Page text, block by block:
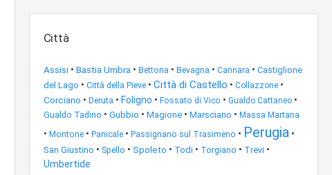
Città
Assisi • Bastia Umbra • Bettona • Bevagna • Cannara • Castiglione
del Lago • Città della Pieve • Città di Castello • Collazzone •
Corciano • Deruta • Foligno • Fossato di Vico • Gualdo Cattaneo •
Gualdo Tadino • Gubbio • Magione • Marsciano • Massa Martana
• Montone • Panicale • Passignano sul Trasimeno • Perugia •
San Giustino • Spello • Spoleto • Todi • Torgiano • Trevi •
Umbertide